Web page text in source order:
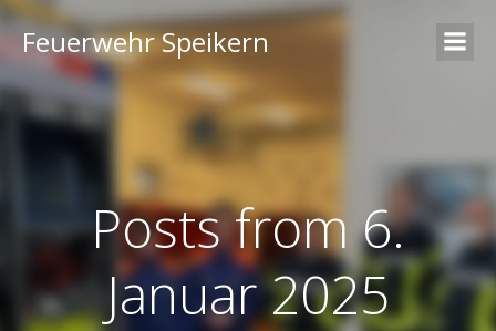
Feuerwehr Speikern
Posts from 6.
Januar 2025